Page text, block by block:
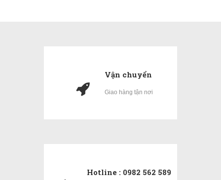
Vận chuyển
Giao hàng tận nơi
Hotline : 0982 562 589